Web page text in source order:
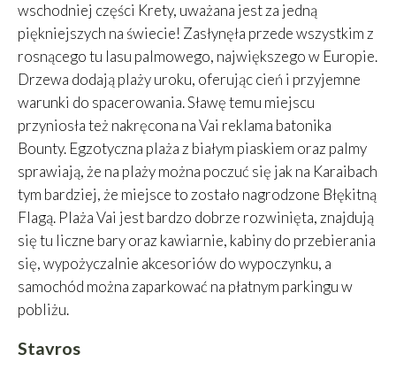
wschodniej części Krety, uważana jest za jedną
piękniejszych na świecie! Zasłynęła przede wszystkim z
rosnącego tu lasu palmowego, największego w Europie.
Drzewa dodają plaży uroku, oferując cień i przyjemne
warunki do spacerowania. Sławę temu miejscu
przyniosła też nakręcona na Vai reklama batonika
Bounty. Egzotyczna plaża z białym piaskiem oraz palmy
sprawiają, że na plaży można poczuć się jak na Karaibach
tym bardziej, że miejsce to zostało nagrodzone Błękitną
Flagą. Plaża Vai jest bardzo dobrze rozwinięta, znajdują
się tu liczne bary oraz kawiarnie, kabiny do przebierania
się, wypożyczalnie akcesoriów do wypoczynku, a
samochód można zaparkować na płatnym parkingu w
pobliżu.
Stavros